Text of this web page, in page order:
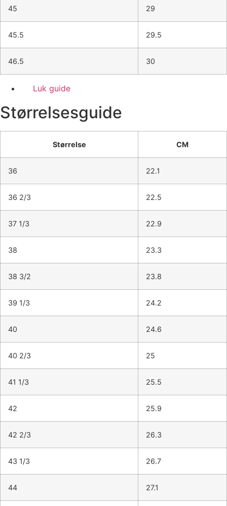
45 29
45.5 29.5
46.5 30
Luk guide
Størrelsesguide
Størrelse CM
36 22.1
36 2/3 22.5
37 1/3 22.9
38 23.3
38 3/2 23.8
39 1/3 24.2
40 24.6
40 2/3 25
41 1/3 25.5
42 25.9
42 2/3 26.3
43 1/3 26.7
44 27.1